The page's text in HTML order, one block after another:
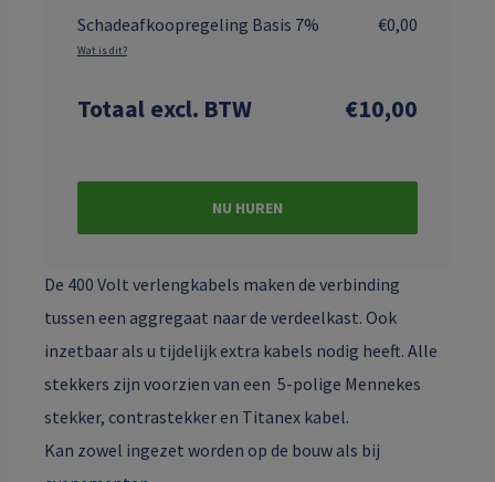
Schadeafkoopregeling Basis 7%
€0,00
Wat is dit?
Totaal excl. BTW €10,00
NU HUREN
De 400 Volt verlengkabels maken de verbinding
tussen een aggregaat naar de verdeelkast. Ook
inzetbaar als u tijdelijk extra kabels nodig heeft. Alle
stekkers zijn voorzien van een 5-polige Mennekes
stekker, contrastekker en Titanex kabel.
Kan zowel ingezet worden op de bouw als bij